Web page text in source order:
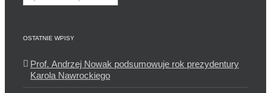
OSTATNIE WPISY
Prof. Andrzej Nowak podsumowuje rok prezydentury
Karola Nawrockiego